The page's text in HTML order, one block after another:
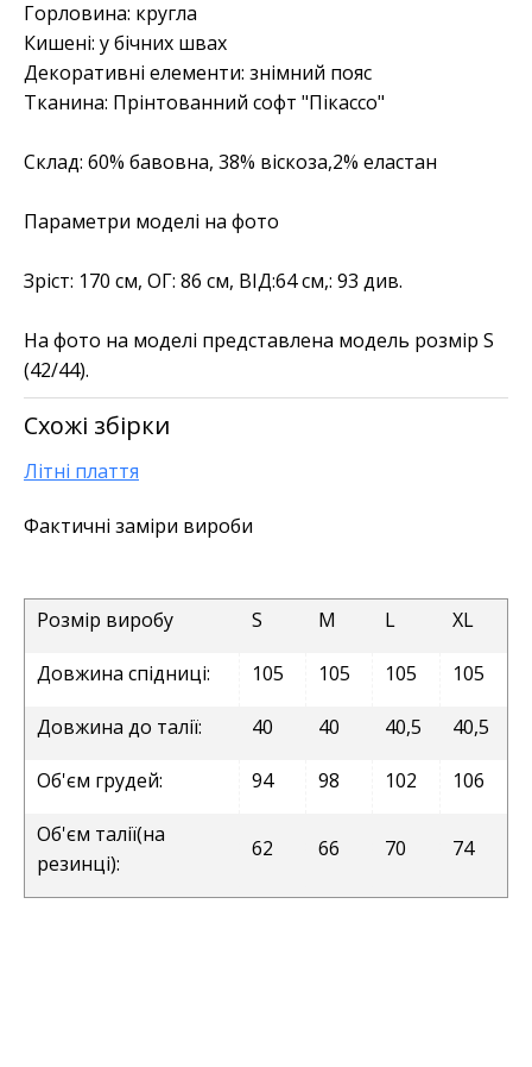
Горловина: кругла
Кишені: у бічних швах
Декоративні елементи: знімний пояс
Тканина: Прінтованний софт "Пікассо"
Склад: 60% бавовна, 38% віскоза,2% еластан
Параметри моделі на фото
Зріст: 170 см, ОГ: 86 см, ВІД:64 см,: 93 див.
На фото на моделі представлена модель розмір S
(42/44).
Схожі збірки
Літні плаття
Фактичні заміри вироби
Розмір виробу S M L XL
Довжина спідниці: 105 105 105 105
Довжина до талії: 40 40 40,5 40,5
Об'єм грудей: 94 98 102 106
Об'єм талії(на
резинці):
62 66 70 74